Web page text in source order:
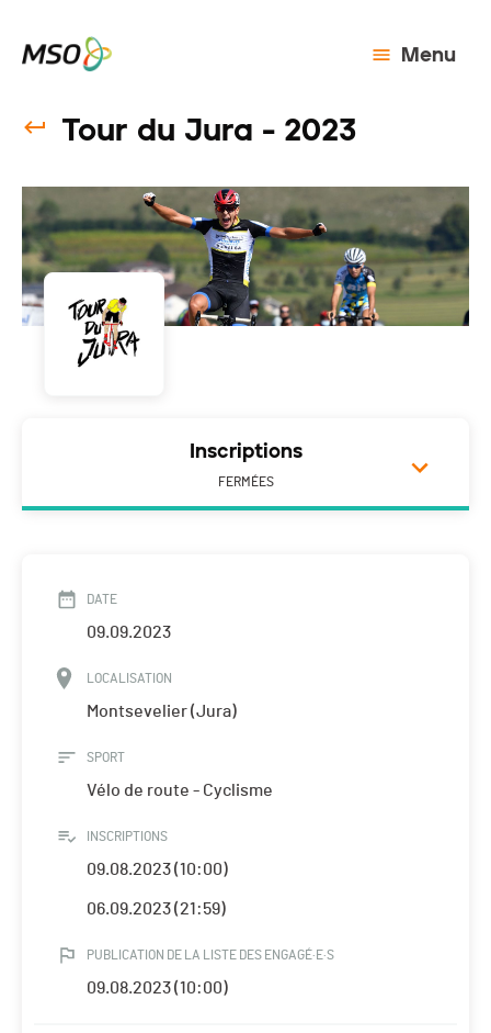
Menu
Tour du Jura - 2023
Inscriptions
FERMÉES
DATE
09.09.2023
LOCALISATION
Montsevelier (Jura)
SPORT
Vélo de route - Cyclisme
INSCRIPTIONS
09.08.2023 (10:00)
06.09.2023 (21:59)
PUBLICATION DE LA LISTE DES ENGAGÉ·E·S
09.08.2023 (10:00)